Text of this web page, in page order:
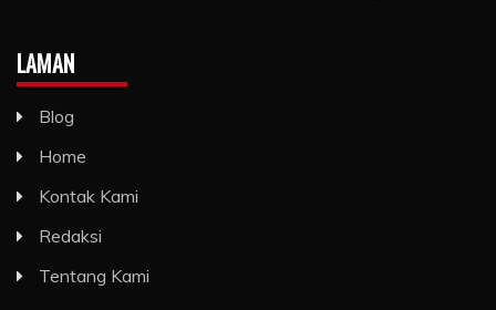
LAMAN
Blog
Home
Kontak Kami
Redaksi
Tentang Kami